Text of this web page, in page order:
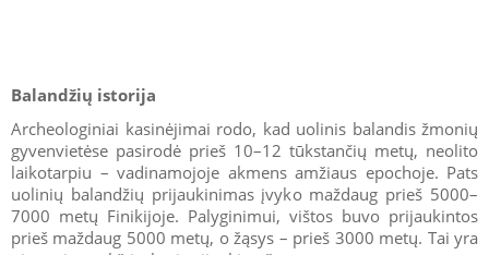
Balandžių istorija
Archeologiniai kasinėjimai rodo, kad uolinis balandis žmonių
gyvenvietėse pasirodė prieš 10–12 tūkstančių metų, neolito
laikotarpiu – vadinamojoje akmens amžiaus epochoje. Pats
uolinių balandžių prijaukinimas įvyko maždaug prieš 5000–
7000 metų Finikijoje. Palyginimui, vištos buvo prijaukintos
prieš maždaug 5000 metų, o žąsys – prieš 3000 metų. Tai yra